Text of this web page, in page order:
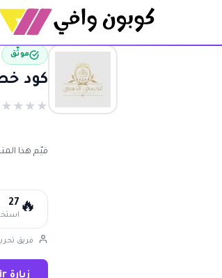
موثّق
كود خصم
★
★
★
★
قيّم هذا
🔥
27
فريق